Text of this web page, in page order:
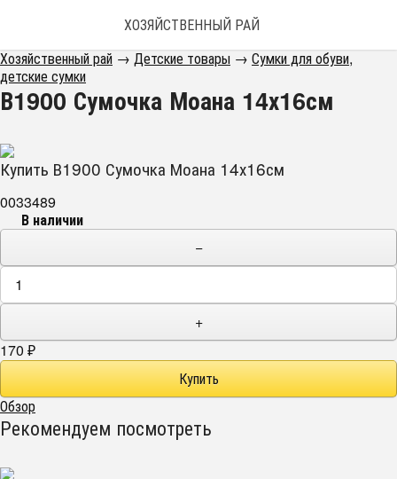
ХОЗЯЙСТВЕННЫЙ РАЙ
Хозяйственный рай → Детские товары → Сумки для обуви,
детские сумки
В1900 Сумочка Моана 14х16см
Купить В1900 Сумочка Моана 14х16см
0033489
В наличии
−
+
170 ₽
Обзор
Рекомендуем посмотреть